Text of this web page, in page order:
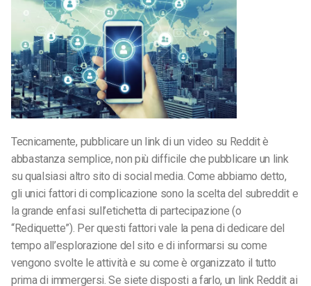
Tecnicamente, pubblicare un link di un video su Reddit è
abbastanza semplice, non più difficile che pubblicare un link
su qualsiasi altro sito di social media. Come abbiamo detto,
gli unici fattori di complicazione sono la scelta del subreddit e
la grande enfasi sull’etichetta di partecipazione (o
“Rediquette”). Per questi fattori vale la pena di dedicare del
tempo all’esplorazione del sito e di informarsi su come
vengono svolte le attività e su come è organizzato il tutto
prima di immergersi. Se siete disposti a farlo, un link Reddit ai